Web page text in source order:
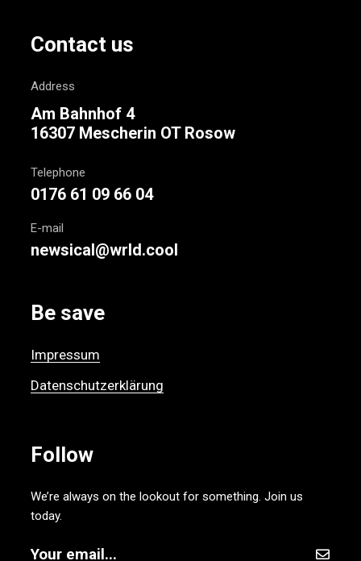
Contact us
Address
Am Bahnhof 4
16307 Mescherin OT Rosow
Telephone
0176 61 09 66 04
E-mail
newsical@wrld.cool
Be save
Impressum
Datenschutzerklärung
Follow
We’re always on the lookout for something. Join us
today.